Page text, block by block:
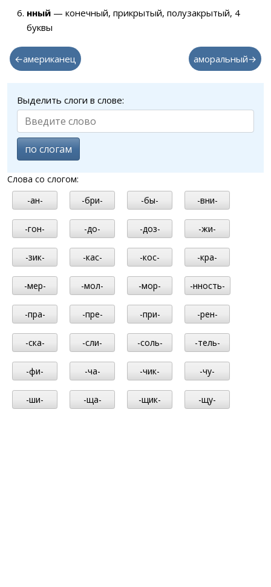
нный — конечный, прикрытый, полузакрытый, 4
буквы
←американец аморальный→
Выделить слоги в слове:
по слогам
Слова со слогом:
-ан-
-бри- -бы- -вни-
-гон- -до- -доз- -жи-
-зик- -кас- -кос- -кра-
-мер- -мол- -мор- -нность-
-пра- -пре- -при- -рен-
-ска- -сли- -соль- -тель-
-фи- -ча- -чик- -чу-
-ши- -ща- -щик- -щу-